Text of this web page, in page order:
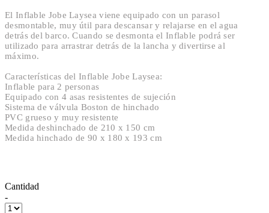
El Inflable Jobe Laysea viene equipado con un parasol
desmontable, muy útil para descansar y relajarse en el agua
detrás del barco. Cuando se desmonta el Inflable podrá ser
utilizado para arrastrar detrás de la lancha y divertirse al
máximo.
Características del Inflable Jobe Laysea:
Inflable para 2 personas
Equipado con 4 asas resistentes de sujeción
Sistema de válvula Boston de hinchado
PVC grueso y muy resistente
Medida deshinchado de 210 x 150 cm
Medida hinchado de 90 x 180 x 193 cm
Cantidad
-